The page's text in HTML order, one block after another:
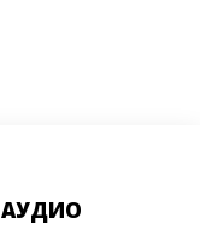
АУДИО